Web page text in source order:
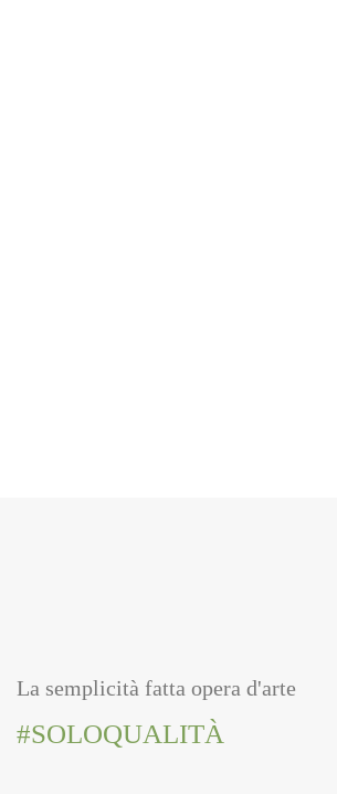
La semplicità fatta opera d'arte
#SOLOQUALITÀ